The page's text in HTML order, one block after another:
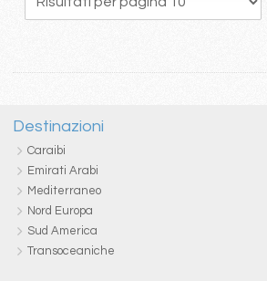
Destinazioni
Caraibi
Emirati Arabi
Mediterraneo
Nord Europa
Sud America
Transoceaniche